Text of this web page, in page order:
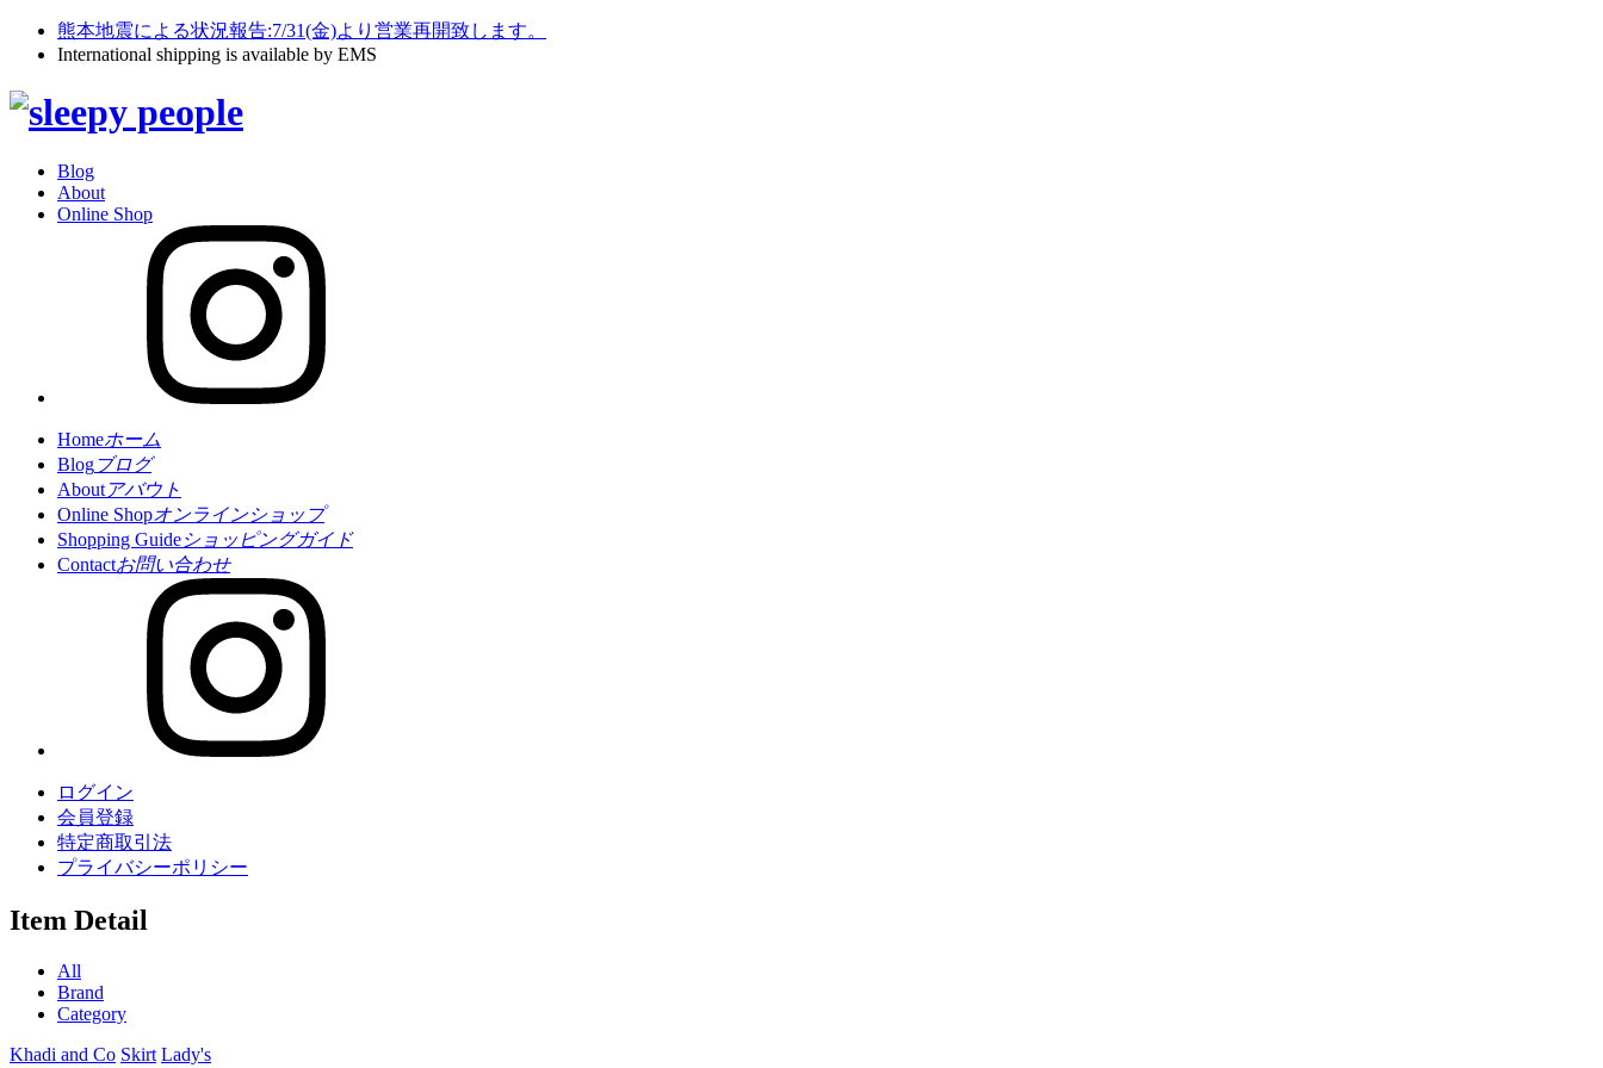
熊本地震による状況報告:7/31(金)より営業再開致します。
International shipping is available by EMS
Blog
About
Online Shop
Homeホーム
Blogブログ
About アバウト
Online Shopオンラインショップ
Shopping Guideショッピングガイド
Contactお問い合わせ
ログイン
会員登録
特定商取引法
プライバシーポリシー
Item Detail
All
Brand
Category
Khadi and Co Skirt Lady's